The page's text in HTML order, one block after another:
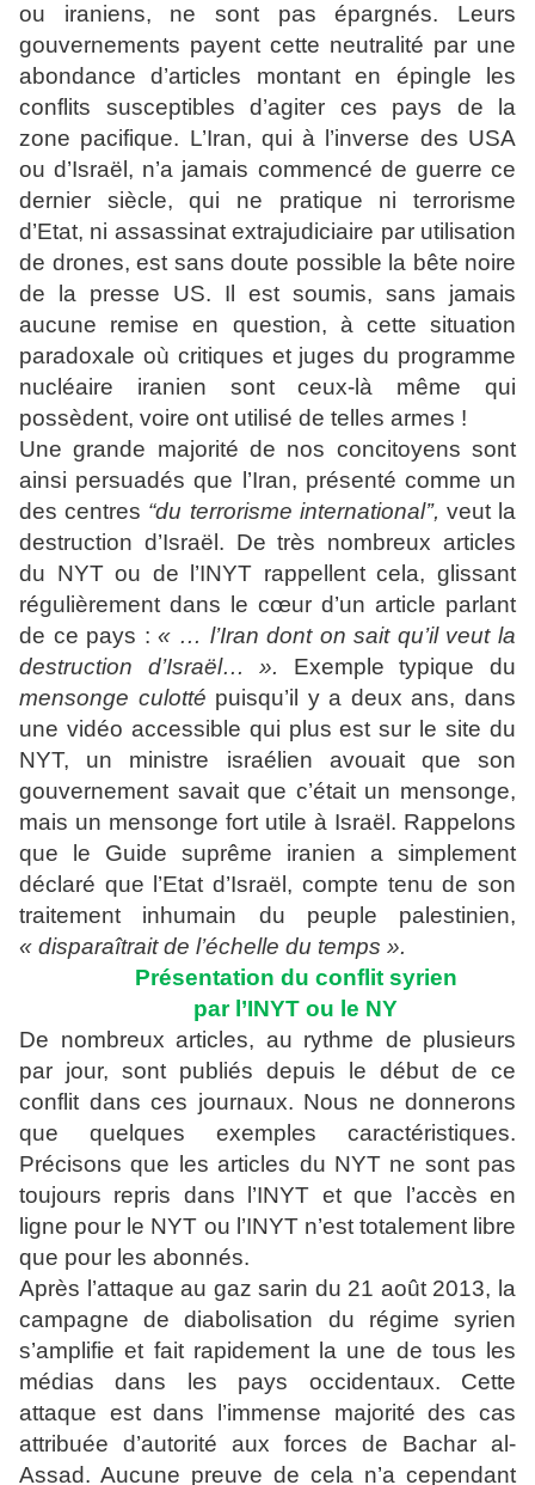
ou iraniens, ne sont pas épargnés. Leurs
gouvernements payent cette neutralité par une
abondance d’articles montant en épingle les
conflits susceptibles d’agiter ces pays de la
zone pacifique. L’Iran, qui à l’inverse des USA
ou d’Israël, n’a jamais commencé de guerre ce
dernier siècle, qui ne pratique ni terrorisme
d’Etat, ni assassinat extrajudiciaire par utilisation
de drones, est sans doute possible la bête noire
de la presse US. Il est soumis, sans jamais
aucune remise en question, à cette situation
paradoxale où critiques et juges du programme
nucléaire iranien sont ceux-là même qui
possèdent, voire ont utilisé de telles armes !
Une grande majorité de nos concitoyens sont
ainsi persuadés que l’Iran, présenté comme un
des centres “du terrorisme international’’, veut la
destruction d’Israël. De très nombreux articles
du NYT ou de l’INYT rappellent cela, glissant
régulièrement dans le cœur d’un article parlant
de ce pays :« … l’Iran dont on sait qu’il veut la
destruction d’Israël… ».
Exemple typique du
mensonge culotté puisqu’il y a deux ans, dans
une vidéo accessible qui plus est sur le site du
NYT, un ministre israélien avouait que son
gouvernement savait que c’était un mensonge,
mais un mensonge fort utile à Israël. Rappelons
que le Guide suprême iranien a simplement
déclaré que l’Etat d’Israël, compte tenu de son
traitement inhumain du peuple palestinien,
« disparaîtrait de l’échelle du temps ».
Présentation du conflit syrien
par l’INYT ou le NY
De nombreux articles, au rythme de plusieurs
par jour, sont publiés depuis le début de ce
conflit dans ces journaux. Nous ne donnerons
que quelques exemples caractéristiques.
Précisons que les articles du NYT ne sont pas
toujours repris dans l’INYT et que l’accès en
ligne pour le NYT ou l’INYT n’est totalement libre
que pour les abonnés.
Après l’attaque au gaz sarin du 21 août 2013, la
campagne de diabolisation du régime syrien
s’amplifie et fait rapidement la une de tous les
médias dans les pays occidentaux. Cette
attaque est dans l’immense majorité des cas
attribuée d’autorité aux forces de Bachar al-
Assad. Aucune preuve de cela n’a cependant